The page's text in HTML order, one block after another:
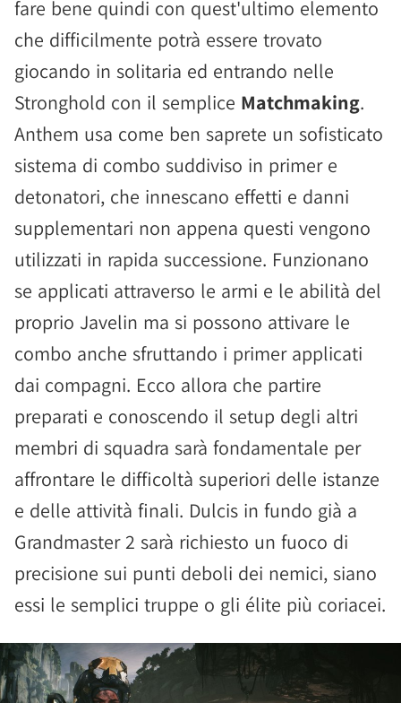
fare bene quindi con quest'ultimo elemento
che difficilmente potrà essere trovato
giocando in solitaria ed entrando nelle
Stronghold con il semplice Matchmaking.
Anthem usa come ben saprete un sofisticato
sistema di combo suddiviso in primer e
detonatori, che innescano effetti e danni
supplementari non appena questi vengono
utilizzati in rapida successione. Funzionano
se applicati attraverso le armi e le abilità del
proprio Javelin ma si possono attivare le
combo anche sfruttando i primer applicati
dai compagni. Ecco allora che partire
preparati e conoscendo il setup degli altri
membri di squadra sarà fondamentale per
affrontare le difficoltà superiori delle istanze
e delle attività finali. Dulcis in fundo già a
Grandmaster 2 sarà richiesto un fuoco di
precisione sui punti deboli dei nemici, siano
essi le semplici truppe o gli élite più coriacei.